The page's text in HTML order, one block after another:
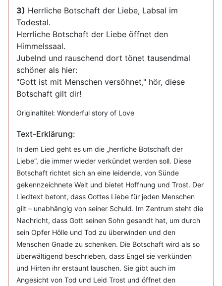
3) Herrliche Botschaft der Liebe, Labsal im
Todestal.
Herrliche Botschaft der Liebe öffnet den
Himmelssaal.
Jubelnd und rauschend dort tönet tausendmal
schöner als hier:
"Gott ist mit Menschen versöhnet," hör, diese
Botschaft gilt dir!
Originaltitel: Wonderful story of Love
Text-Erklärung:
In dem Lied geht es um die „herrliche Botschaft der
Liebe“, die immer wieder verkündet werden soll. Diese
Botschaft richtet sich an eine leidende, von Sünde
gekennzeichnete Welt und bietet Hoffnung und Trost. Der
Liedtext betont, dass Gottes Liebe für jeden Menschen
gilt – unabhängig von seiner Schuld. Im Zentrum steht die
Nachricht, dass Gott seinen Sohn gesandt hat, um durch
sein Opfer Hölle und Tod zu überwinden und den
Menschen Gnade zu schenken. Die Botschaft wird als so
überwältigend beschrieben, dass Engel sie verkünden
und Hirten ihr erstaunt lauschen. Sie gibt auch im
Angesicht von Tod und Leid Trost und öffnet den